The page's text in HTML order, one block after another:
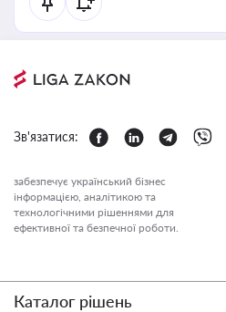
Зв'язатися:
забезпечує український бізнес
інформацією, аналітикою та
технологічними рішеннями для
ефективної та безпечної роботи.
Каталог рішень